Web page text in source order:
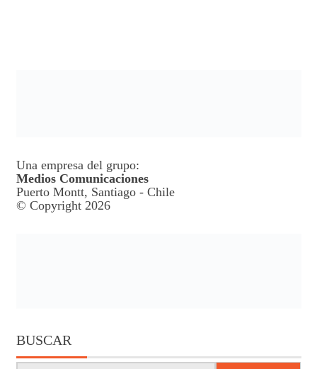
Una empresa del grupo:
Medios Comunicaciones
Puerto Montt, Santiago - Chile
© Copyright 2026
BUSCAR